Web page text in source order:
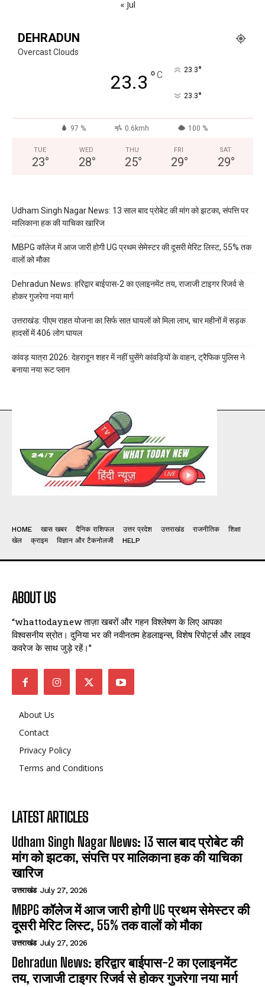
« Jul
DEHRADUN
Overcast Clouds
23.3 °C 23.3°
23.3°
97 % 0.6kmh 100 %
TUE
23°
WED
28°
THU
25°
FRI
29°
SAT
29°
Udham Singh Nagar News: 13 साल बाद प्रोबेट की मांग को झटका, संपत्ति पर
मालिकाना हक की याचिका खारिज
MBPG कॉलेज में आज जारी होगी UG प्रथम सेमेस्टर की दूसरी मेरिट लिस्ट, 55% तक
वालों को मौका
Dehradun News: हरिद्वार बाईपास-2 का एलाइनमेंट तय, राजाजी टाइगर रिजर्व से
होकर गुजरेगा नया मार्ग
उत्तराखंड: पीएम राहत योजना का सिर्फ सात घायलों को मिला लाभ, चार महीनों में सड़क
हादसों में 406 लोग घायल
कांवड़ यात्रा 2026: देहरादून शहर में नहीं घुसेंगे कांवड़ियों के वाहन, ट्रैफिक पुलिस ने
बनाया नया रूट प्लान
HOME खास खबर दैनिक राशिफल उत्तर प्रदेश उत्तराखंड राजनीतिक
शिक्षा
खेल
क्राइम विज्ञान और टैकनोलजी HELP
ABOUT US
“whattodaynew ताज़ा खबरों और गहन विश्लेषण के लिए आपका
विश्वसनीय स्रोत। दुनिया भर की नवीनतम हेडलाइन्स, विशेष रिपोर्ट्स और लाइव
कवरेज के साथ जुड़े रहें।”
About Us
Contact
Privacy Policy
Terms and Conditions
LATEST ARTICLES
Udham Singh Nagar News: 13 साल बाद प्रोबेट की
मांग को झटका, संपत्ति पर मालिकाना हक की याचिका
खारिज
उत्तराखंड July 27, 2026
MBPG कॉलेज में आज जारी होगी UG प्रथम सेमेस्टर की
दूसरी मेरिट लिस्ट, 55% तक वालों को मौका
उत्तराखंड July 27, 2026
Dehradun News: हरिद्वार बाईपास-2 का एलाइनमेंट
तय, राजाजी टाइगर रिजर्व से होकर गुजरेगा नया मार्ग